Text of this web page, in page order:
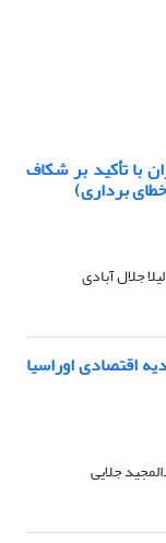
با تأکید بر شکاف
برداری)
جلال آبادی
اقتصادی اوراسیا
جلایی